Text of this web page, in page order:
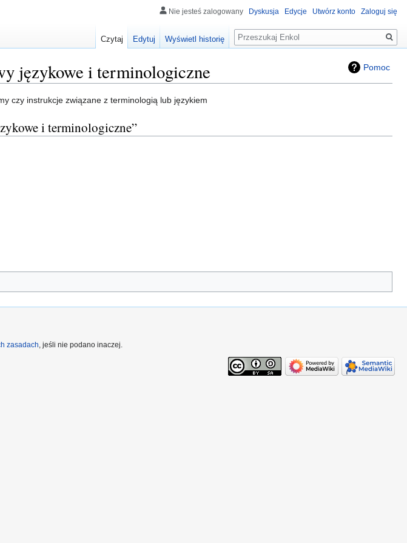
Pomoc
językowe i terminologiczne
czy instrukcje związane z terminologią lub językiem
i terminologiczne”
Nie jesteś zalogowany Dyskusja Edycje Utwórz konto Zaloguj się
Czytaj Edytuj Wyświetl historię
Szukaj
zasadach, jeśli nie podano inaczej.